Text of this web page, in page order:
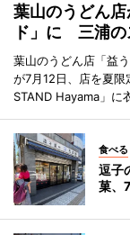
葉山のうどん
ド」に 三浦の
葉山のうどん店「益
が7月12日、店を夏
STAND Hayama」に
食べる
逗子
菓、